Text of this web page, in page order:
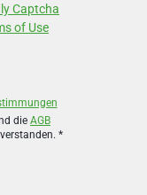
Captcha
of Use
die AGB
*